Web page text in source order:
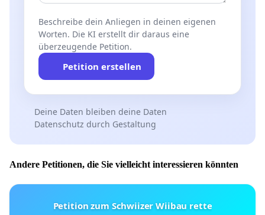
Beschreibe dein Anliegen in deinen eigenen
Worten. Die KI erstellt dir daraus eine
überzeugende Petition.
Petition erstellen
Deine Daten bleiben deine Daten
Datenschutz durch Gestaltung
Andere Petitionen, die Sie vielleicht interessieren könnten
Petition zum Schwiizer Wiibau rette